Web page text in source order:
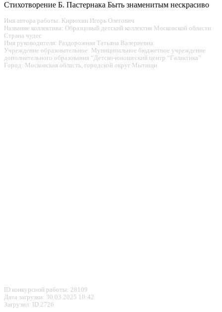
Стихотворение Б. Пастернака Быть знаменитым нескрасиво
Имя автора работы: Кирюхин Игорь Олегович
Название коллектива: Образцовый детский коллектив Московской области
Страна чудес
Имя руководителя: Раздорожная Татьяна Валериевна
Учреждение образовательное: Муниципальное бюджетное учреждение
дополнительного образования “Детско-юношеский центр “Галактика”
Город: Московская область, городской округ Мытищи
ID конкурсной работы: 28109
Дата загрузки: 30.03.2025 10:42
Загрузил: ID 2726